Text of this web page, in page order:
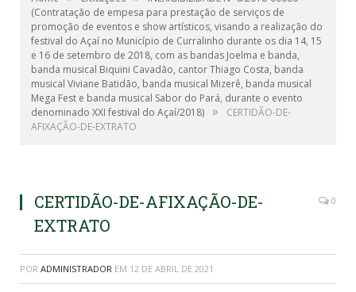
(Contratação de empesa para prestação de serviços de
promoção de eventos e show artísticos, visando a realização do
festival do Açaí no Município de Curralinho durante os dia 14, 15
e 16 de setembro de 2018, com as bandas Joelma e banda,
banda musical Biquini Cavadão, cantor Thiago Costa, banda
musical Viviane Batidão, banda musical Mizerê, banda musical
Mega Fest e banda musical Sabor do Pará, durante o evento
denominado XXI festival do Açaí/2018) »
CERTIDÃO-DE-
AFIXAÇÃO-DE-EXTRATO
CERTIDÃO-DE-AFIXAÇÃO-DE-
EXTRATO
0
POR ADMINISTRADOR EM 12 DE ABRIL DE 2021